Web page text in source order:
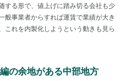
する形で、値上げに踏み切る会社も少
般事業者からすれば運賃で業績が大き
これを内製化しようという動きも見ら
の余地がある中部地方